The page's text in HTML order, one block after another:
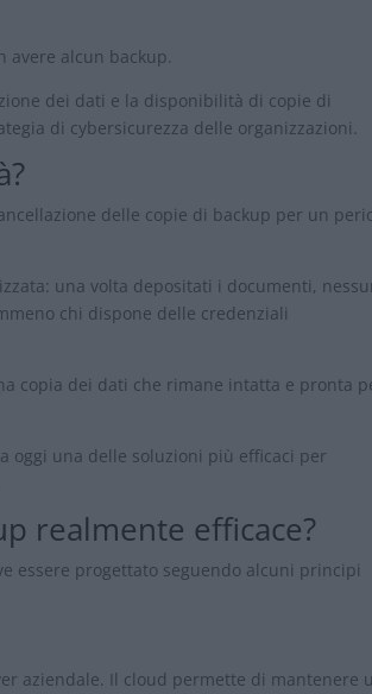
avere alcun backup.
dei dati e la disponibilità di copie di
di cybersicurezza delle organizzazioni.
delle copie di backup per un
una volta depositati i documenti,
chi dispone delle credenziali
copia dei dati che rimane intatta e pronta
oggi una delle soluzioni più efficaci per
realmente efficace?
essere progettato seguendo alcuni principi
aziendale. Il cloud permette di mantenere